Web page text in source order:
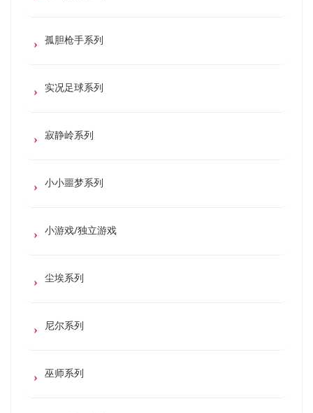
孤胆枪手系列
实况足球系列
寂静岭系列
小小噩梦系列
小游戏/独立游戏
尘埃系列
尼尔系列
巫师系列